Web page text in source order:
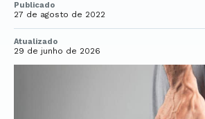
Publicado
27 de agosto de 2022
Atualizado
29 de junho de 2026